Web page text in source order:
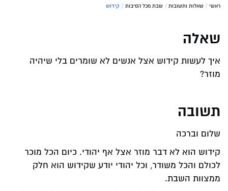
ראשי / שאלות ותשובות / שבת מכל הסיבות / קידוש
שאלה
איך לעשות קידוש אצל אנשים לא שומרים בלי שיהיה
מוזר?
תשובה
שלום וברכה
קידוש הוא לא דבר מוזר אצל אף יהודי. כיום הכל מוכר
לכולם והכל משודר, וכל יהודי יודע שקידוש הוא חלק
ממצוות השבת.